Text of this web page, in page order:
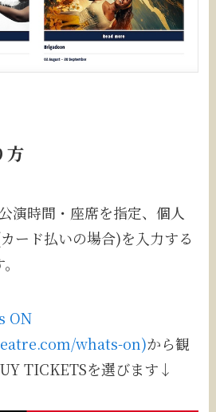
方
演時間・座席を指定、個人
ード払いの場合)を入力する
ON
whats-on)から観
TICKETSを選びます↓